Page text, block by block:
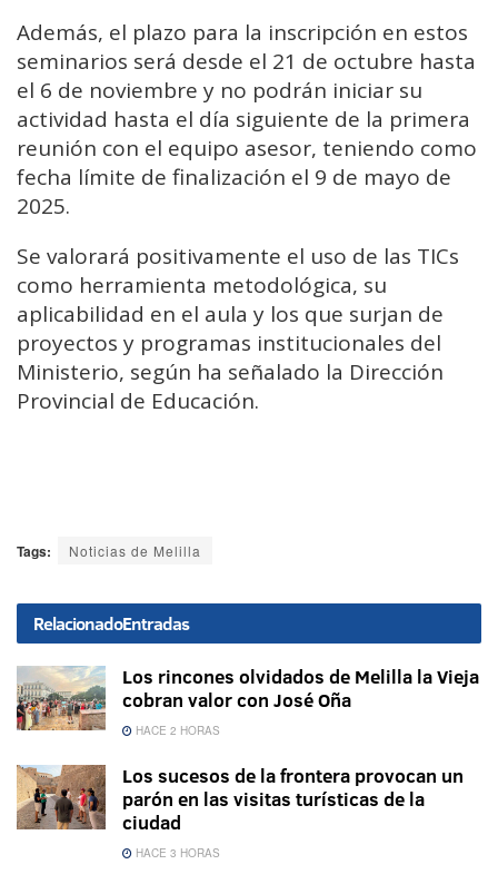
Además, el plazo para la inscripción en estos
seminarios será desde el 21 de octubre hasta
el 6 de noviembre y no podrán iniciar su
actividad hasta el día siguiente de la primera
reunión con el equipo asesor, teniendo como
fecha límite de finalización el 9 de mayo de
2025.
Se valorará positivamente el uso de las TICs
como herramienta metodológica, su
aplicabilidad en el aula y los que surjan de
proyectos y programas institucionales del
Ministerio, según ha señalado la Dirección
Provincial de Educación.
Tags: Noticias de Melilla
RelacionadoEntradas
Los rincones olvidados de Melilla la Vieja
cobran valor con José Oña
HACE 2 HORAS
Los sucesos de la frontera provocan un
parón en las visitas turísticas de la
ciudad
HACE 3 HORAS